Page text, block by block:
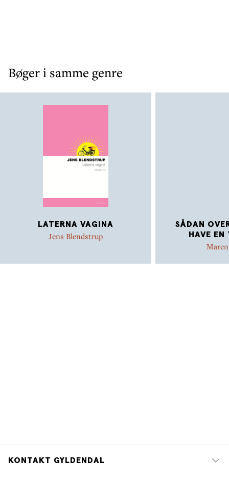
Bøger i samme genre
LATERNA VAGINA
Jens Blendstrup
SÅDAN
HAVE EN
KONTAKT GYLDENDAL